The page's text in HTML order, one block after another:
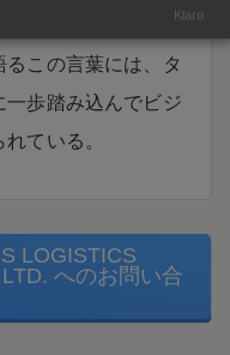
さらなる成長のチャ
この言葉には、タ
一歩踏み込んでビジ
ている。
LOGISTICS
へのお問い合
Klaro